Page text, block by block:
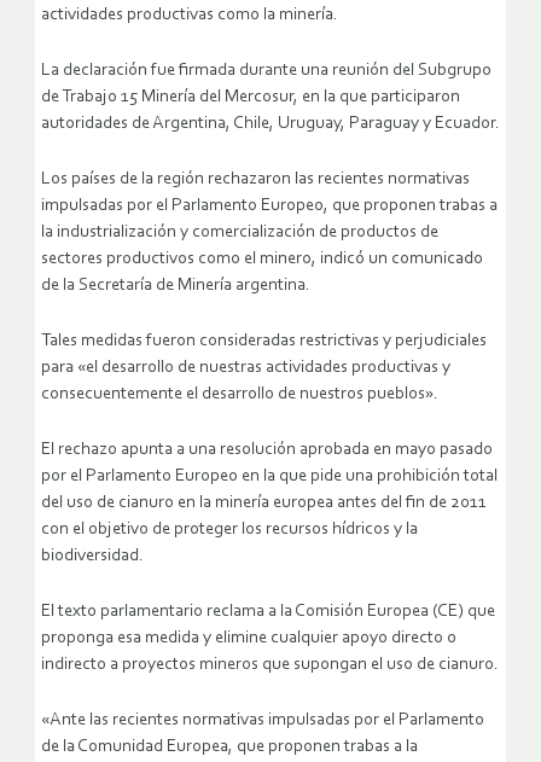
actividades productivas como la minería.
La declaración fue firmada durante una reunión del Subgrupo
de Trabajo 15 Minería del Mercosur, en la que participaron
autoridades de Argentina, Chile, Uruguay, Paraguay y Ecuador.
Los países de la región rechazaron las recientes normativas
impulsadas por el Parlamento Europeo, que proponen trabas a
la industrialización y comercialización de productos de
sectores productivos como el minero, indicó un comunicado
de la Secretaría de Minería argentina.
Tales medidas fueron consideradas restrictivas y perjudiciales
para «el desarrollo de nuestras actividades productivas y
consecuentemente el desarrollo de nuestros pueblos».
El rechazo apunta a una resolución aprobada en mayo pasado
por el Parlamento Europeo en la que pide una prohibición total
del uso de cianuro en la minería europea antes del fin de 2011
con el objetivo de proteger los recursos hídricos y la
biodiversidad.
El texto parlamentario reclama a la Comisión Europea (CE) que
proponga esa medida y elimine cualquier apoyo directo o
indirecto a proyectos mineros que supongan el uso de cianuro.
«Ante las recientes normativas impulsadas por el Parlamento
de la Comunidad Europea, que proponen trabas a la